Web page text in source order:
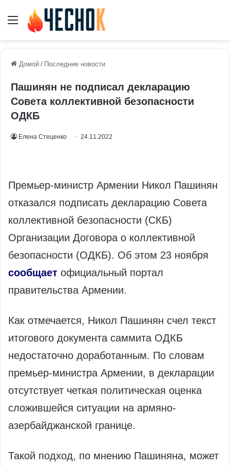
Меню
Домой / Последние новости
Пашинян не подписал декларацию
Совета коллективной безопасности
ОДКБ
Елена Стеценко 24.11.2022
Премьер-министр Армении Никол Пашинян
отказался подписать декларацию Совета
коллективной безопасности (СКБ)
Организации Договора о коллективной
безопасности (ОДКБ). Об этом 23 ноября
сообщает официальный портал
правительства Армении.
Как отмечается, Никол Пашинян счел текст
итогового документа саммита ОДКБ
недостаточно доработанным. По словам
премьер-министра Армении, в декларации
отсутствует четкая политическая оценка
сложившейся ситуации на армяно-
азербайджанской границе.
Такой подход, по мнению Пашиняна, может